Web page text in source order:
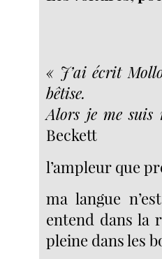
« J’ai écrit
bêtise.
Alors je me suis
Beckett
l’ampleur que
ma langue
entend dans la
pleine dans les